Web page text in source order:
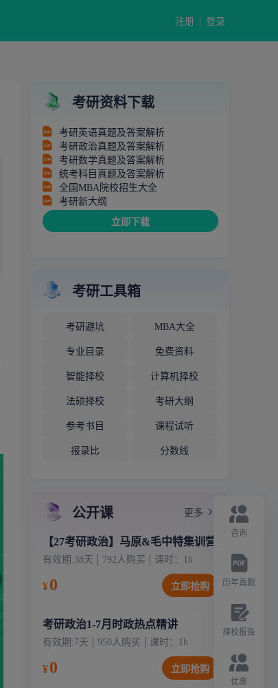
注册 登录
考研资料下载
考研英语真题及答案解析
考研政治真题及答案解析
考研数学真题及答案解析
统考科目真题及答案解析
全国MBA院校招生大全
考研新大纲
立即下载
考研工具箱
考研避坑 MBA大全
专业目录 免费资料
智能择校 计算机择校
法硕择校 考研大纲
参考书目 课程试听
报录比 分数线
公开课 更多
【27考研政治】马原&毛中特集训营
有效期:38天 792人购买 课时： 1 h
¥0 立即抢购
考研政治1-7月时政热点精讲
有效期:7天 950人购买 课时： 1 h
¥0 立即抢购
咨询
历年真题
择校报告
优惠